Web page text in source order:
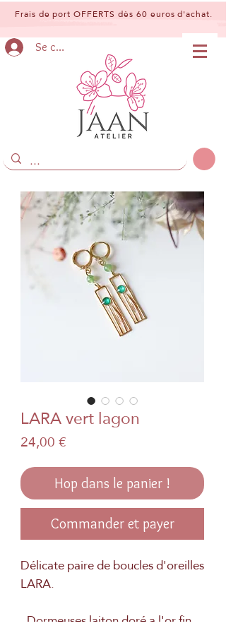
Frais de port OFFERTS dès 60 euros d'achat.
Se connecter
LARA vert lagon
24,00 €
Hop dans le panier !
Commander et payer
Délicate paire de boucles d'oreilles
LARA.
. Dormeuses laiton doré a l'or fin